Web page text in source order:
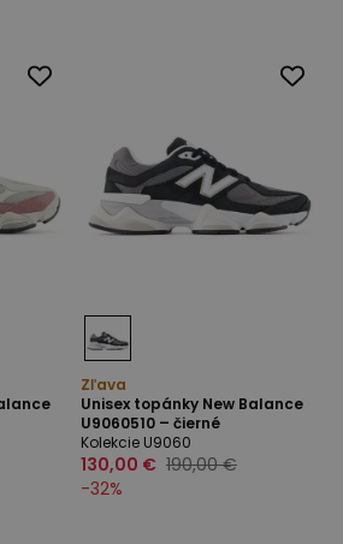
Zľava
Unisex topánky New Balance
U9060510 – čierné
Kolekcie U9060
130,00 € 190,00 €
-32%